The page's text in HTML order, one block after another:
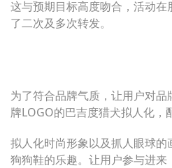
这与预期目标高度吻合，活动
了二次及多次转发。
为了符合品牌气质，让用户对
牌LOGO的巴吉度猎犬拟人化，
拟人化时尚形象以及抓人眼球
狗狗鞋的乐趣。让用户参与进